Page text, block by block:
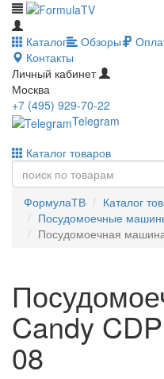
Каталог Обзоры
Контакты
Личный кабинет
Москва
+7 (495) 929-70-22
Telegram
Каталог товаров
ФормулаТВ
Каталог
Посудомоечные
Посудомоечная
Candy
08